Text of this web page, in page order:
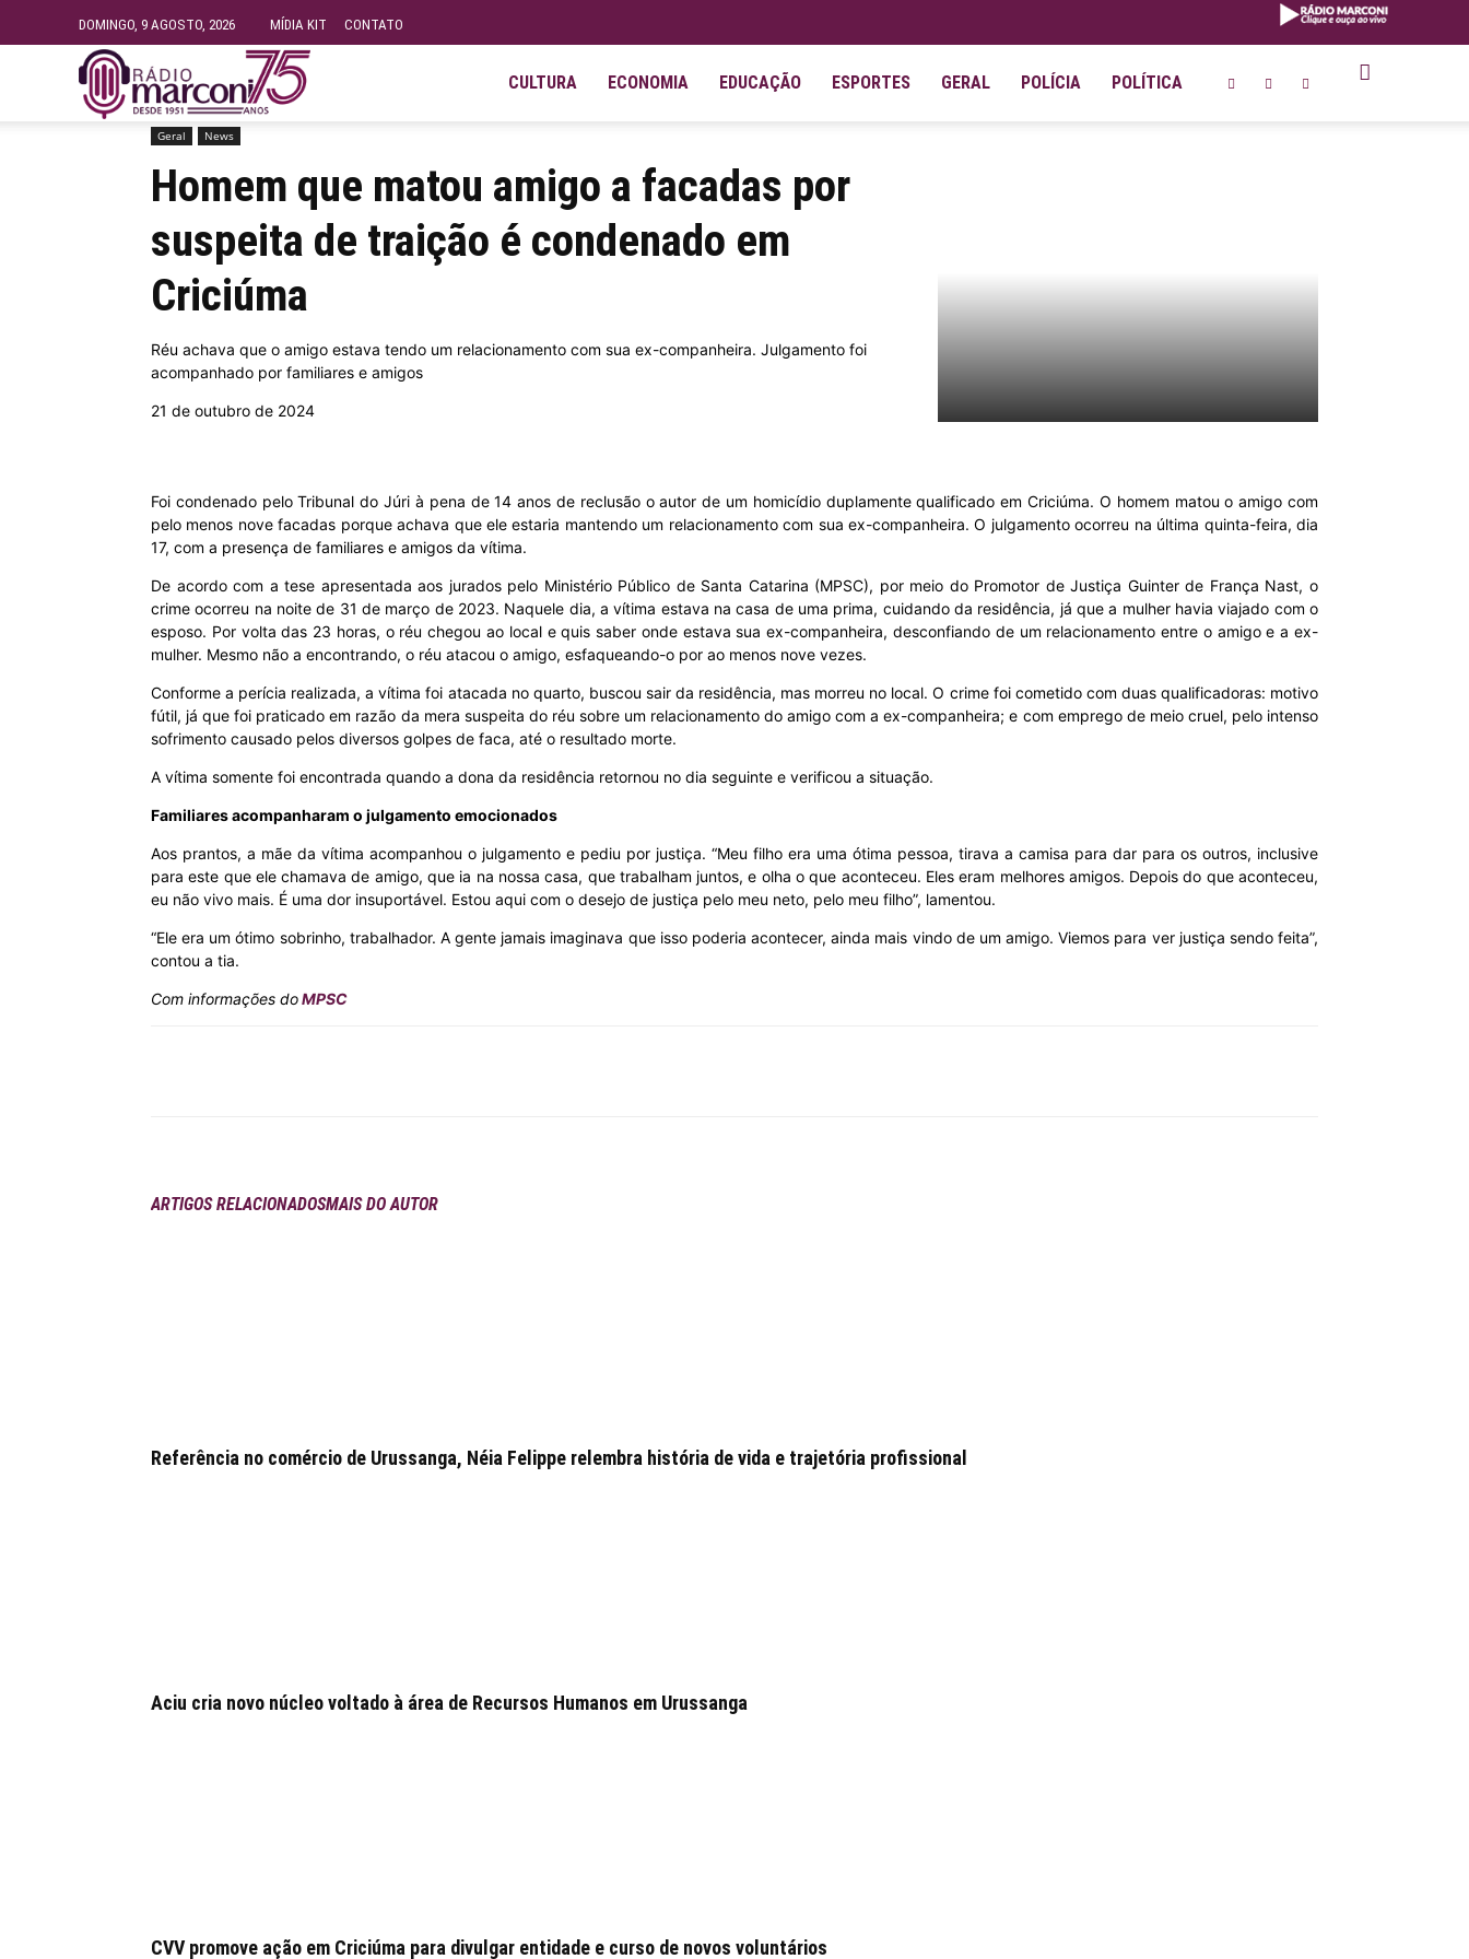
DOMINGO, 9 AGOSTO, 2026 MÍDIA KIT CONTATO
Marconi
MHZ
CULTURA ECONOMIA EDUCAÇÃO ESPORTES GERAL POLÍCIA POLÍTICA
Início Geral
Geral News
Homem que matou amigo a facadas por
suspeita de traição é condenado em
Criciúma
Réu achava que o amigo estava tendo um relacionamento com sua ex-companheira. Julgamento foi
acompanhado por familiares e amigos
21 de outubro de 2024
Foi condenado pelo Tribunal do Júri à pena de 14 anos de reclusão o autor de um homicídio duplamente qualificado em Criciúma. O homem matou o amigo com
pelo menos nove facadas porque achava que ele estaria mantendo um relacionamento com sua ex-companheira. O julgamento ocorreu na última quinta-feira, dia
17, com a presença de familiares e amigos da vítima.
De acordo com a tese apresentada aos jurados pelo Ministério Público de Santa Catarina (MPSC), por meio do Promotor de Justiça Guinter de França Nast, o
crime ocorreu na noite de 31 de março de 2023. Naquele dia, a vítima estava na casa de uma prima, cuidando da residência, já que a mulher havia viajado com o
esposo. Por volta das 23 horas, o réu chegou ao local e quis saber onde estava sua ex-companheira, desconfiando de um relacionamento entre o amigo e a ex-
mulher. Mesmo não a encontrando, o réu atacou o amigo, esfaqueando-o por ao menos nove vezes.
Conforme a perícia realizada, a vítima foi atacada no quarto, buscou sair da residência, mas morreu no local. O crime foi cometido com duas qualificadoras: motivo
fútil, já que foi praticado em razão da mera suspeita do réu sobre um relacionamento do amigo com a ex-companheira; e com emprego de meio cruel, pelo intenso
sofrimento causado pelos diversos golpes de faca, até o resultado morte.
A vítima somente foi encontrada quando a dona da residência retornou no dia seguinte e verificou a situação.
Familiares acompanharam o julgamento emocionados
Aos prantos, a mãe da vítima acompanhou o julgamento e pediu por justiça. “Meu filho era uma ótima pessoa, tirava a camisa para dar para os outros, inclusive
para este que ele chamava de amigo, que ia na nossa casa, que trabalham juntos, e olha o que aconteceu. Eles eram melhores amigos. Depois do que aconteceu,
eu não vivo mais. É uma dor insuportável. Estou aqui com o desejo de justiça pelo meu neto, pelo meu filho”, lamentou.
“Ele era um ótimo sobrinho, trabalhador. A gente jamais imaginava que isso poderia acontecer, ainda mais vindo de um amigo. Viemos para ver justiça sendo feita”,
contou a tia.
Com informações doMPSC
ARTIGOS RELACIONADOSMAIS DO AUTOR
Referência no comércio de Urussanga, Néia Felippe relembra história de vida e trajetória profissional
Aciu cria novo núcleo voltado à área de Recursos Humanos em Urussanga
CVV promove ação em Criciúma para divulgar entidade e curso de novos voluntários